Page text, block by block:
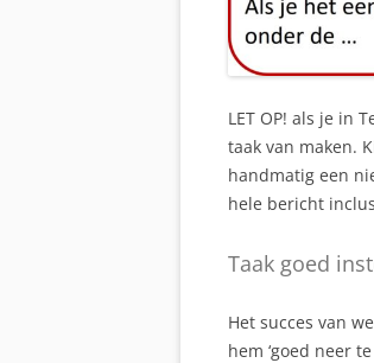
LET OP! als je in
taak van maken.
handmatig een
hele bericht
Taak goed
Het succes van
hem ‘goed neer te